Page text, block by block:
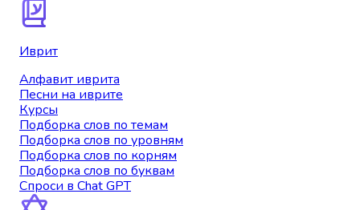
Иврит
Алфавит иврита
Песни на иврите
Курсы
Подборка слов по темам
Подборка слов по уровням
Подборка слов по корням
Подборка слов по буквам
Спроси в Chat GPT